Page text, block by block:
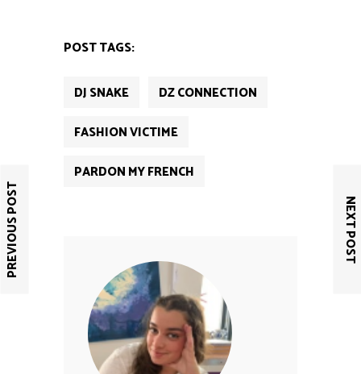
POST TAGS:
DJ SNAKE
DZ CONNECTION
FASHION VICTIME
PARDON MY FRENCH
PREVIOUS POST NEXT POST